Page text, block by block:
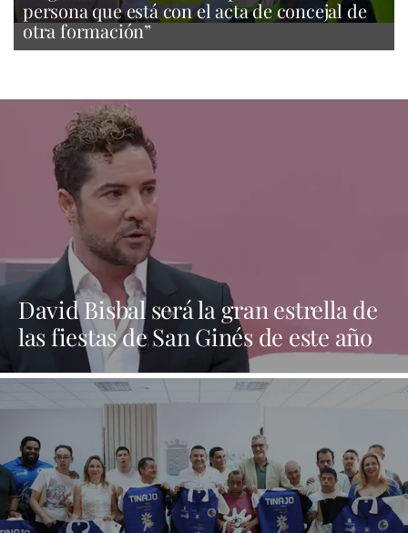
persona que está con el acta de concejal de
otra formación”
David Bisbal será la gran estrella de
las fiestas de San Ginés de este año